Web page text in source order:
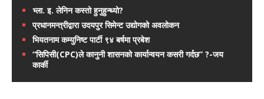
भ्ला. इ. लेनिन कस्तो हुनुहुन्थ्यो?
प्रधानमन्त्रीद्वारा उदयपुर सिमेन्ट उद्योगको अवलोकन
भियतनाम कम्युनिष्ट पार्टी ९४ बर्षमा प्रबेश
“सिपिसी(CPC)ले कानुनी शासनको कार्यान्वयन कसरी गर्दछ” ?-जय
कार्की